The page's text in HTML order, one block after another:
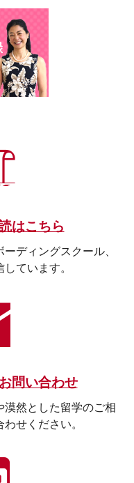
はこちら
ディングスクール、
ています。
問い合わせ
漠然とした留学のご相
せください。